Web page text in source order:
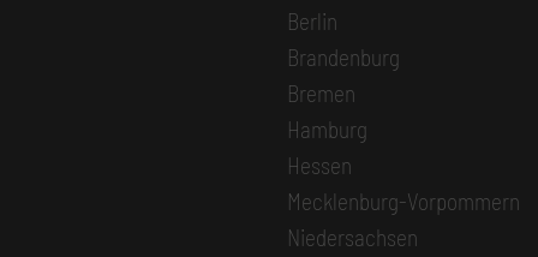
Berlin
Brandenburg
Bremen
Hamburg
Hessen
Mecklenburg-Vorpommern
Niedersachsen